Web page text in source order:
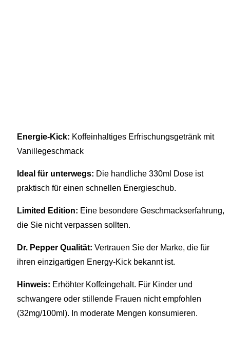
Energie-Kick: Koffeinhaltiges Erfrischungsgetränk mit
Vanillegeschmack
Ideal für unterwegs: Die handliche 330ml Dose ist
praktisch für einen schnellen Energieschub.
Limited Edition: Eine besondere Geschmackserfahrung,
die Sie nicht verpassen sollten.
Dr. Pepper Qualität: Vertrauen Sie der Marke, die für
ihren einzigartigen Energy-Kick bekannt ist.
Hinweis: Erhöhter Koffeingehalt. Für Kinder und
schwangere oder stillende Frauen nicht empfohlen
(32mg/100ml). In moderate Mengen konsumieren.